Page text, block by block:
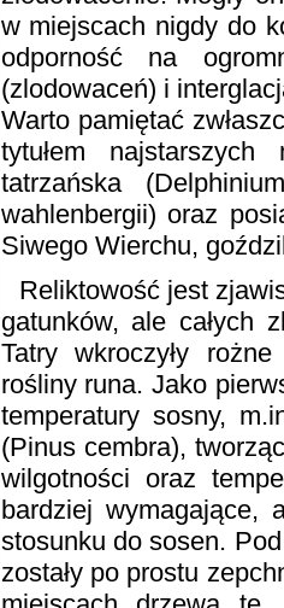
w miejscach nigdy do
odporność na
(zlodowaceń) i
Warto pamiętać
tytułem
tatrzańska
wahlenbergii) oraz
Siwego Wierchu,
Reliktowość jest
gatunków, ale całych
Tatry wkroczyły
rośliny runa. Jako
temperatury sosny,
(Pinus cembra),
wilgotności oraz
bardziej wymagające,
stosunku do sosen.
zostały po prostu